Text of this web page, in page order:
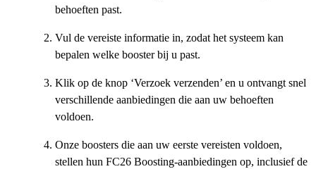
behoeften past.
Vul de vereiste informatie in, zodat het systeem kan
bepalen welke booster bij u past.
Klik op de knop ‘Verzoek verzenden’ en u ontvangt snel
verschillende aanbiedingen die aan uw behoeften
voldoen.
Onze boosters die aan uw eerste vereisten voldoen,
stellen hun FC26 Boosting-aanbiedingen op, inclusief de